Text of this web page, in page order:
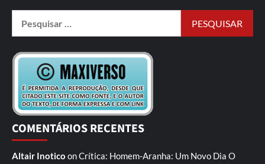
COMENTÁRIOS RECENTES
Altair Inotico onCrítica: Homem-Aranha: Um Novo Dia O